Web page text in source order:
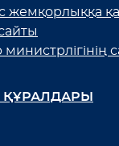
жемқорлыққа
министрлігінің